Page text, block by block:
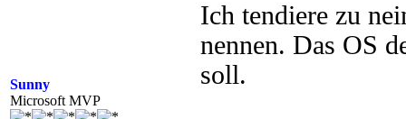
Sunny
Microsoft MVP
Ich tendiere zu
nennen. Das OS
soll.